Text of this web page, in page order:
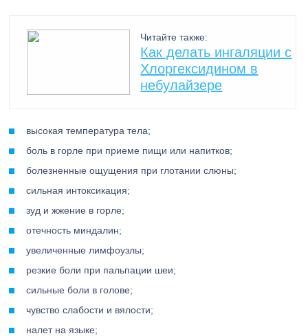
Читайте также:
Как делать ингаляции с
Хлоргексидином в
небулайзере
высокая температура тела;
боль в горле при приеме пищи или напитков;
болезненные ощущения при глотании слюны;
сильная интоксикация;
зуд и жжение в горле;
отечность миндалин;
увеличенные лимфоузлы;
резкие боли при пальпации шеи;
сильные боли в голове;
чувство слабости и вялости;
налет на языке;